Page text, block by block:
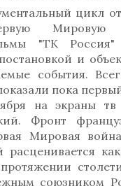
цикл
Мировую
"ТК Россия"
и
события.
пока
на экраны
Фронт
Мировая
союзником